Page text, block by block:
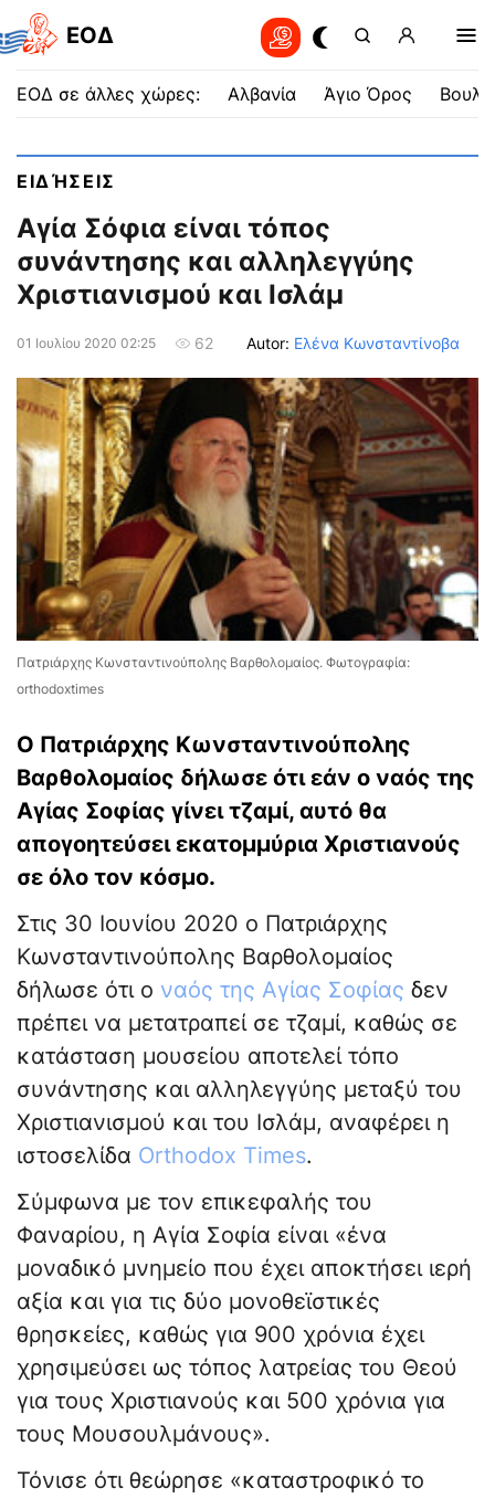
EOΔ
ΕΟΔ σε άλλες χώρες: Αλβανία Άγιο Όρος
ΕΙΔΉΣΕΙΣ
Αγία Σόφια είναι τόπος
συνάντησης και αλληλεγγύης
Χριστιανισμού και Ισλάμ
01 Ιουλίου 2020 02:25 62 Autor: Ελένα Κωνσταντίνοβα
Πατριάρχης Κωνσταντινούπολης Βαρθολομαίος. Φωτογραφία:
orthodoxtimes
Ο Πατριάρχης Κωνσταντινούπολης
Βαρθολομαίος δήλωσε ότι εάν ο ναός της
Αγίας Σοφίας γίνει τζαμί, αυτό θα
απογοητεύσει εκατομμύρια Χριστιανούς
σε όλο τον κόσμο.
Στις 30 Ιουνίου 2020 ο Πατριάρχης
Κωνσταντινούπολης Βαρθολομαίος
δήλωσε ότι ο ναός της Αγίας Σοφίας δεν
πρέπει να μετατραπεί σε τζαμί, καθώς σε
κατάσταση μουσείου αποτελεί τόπο
συνάντησης και αλληλεγγύης μεταξύ του
Χριστιανισμού και του Ισλάμ, αναφέρει η
ιστοσελίδα Orthodox Times.
Σύμφωνα με τον επικεφαλής του
Φαναρίου, η Αγία Σοφία είναι «ένα
μοναδικό μνημείο που έχει αποκτήσει ιερή
αξία και για τις δύο μονοθεϊστικές
θρησκείες, καθώς για 900 χρόνια έχει
χρησιμεύσει ως τόπος λατρείας του Θεού
για τους Χριστιανούς και 500 χρόνια για
τους Μουσουλμάνους».
Τόνισε ότι θεώρησε «καταστροφικό το